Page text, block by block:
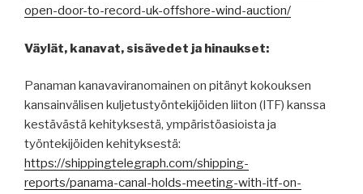
open-door-to-record-uk-offshore-wind-auction/
Väylät, kanavat, sisävedet ja hinaukset:
Panaman kanavaviranomainen on pitänyt kokouksen
kansainvälisen kuljetustyöntekijöiden liiton (ITF) kanssa
kestävästä kehityksestä, ympäristöasioista ja
työntekijöiden kehityksestä:
https://shippingtelegraph.com/shipping-
reports/panama-canal-holds-meeting-with-itf-on-